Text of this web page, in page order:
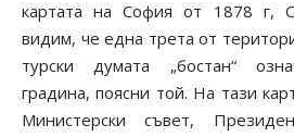
картата на София от 1878 г,
видим, че една трета от
турски думата „бостан“
градина, поясни той. На тази
Министерски съвет,